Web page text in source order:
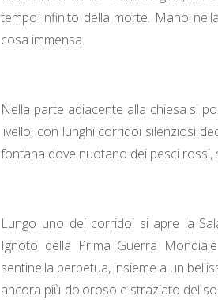
tempo infinito della morte. Mano
cosa immensa.
Nella parte adiacente alla chiesa si
livello, con lunghi corridoi silenziosi
fontana dove nuotano dei pesci rossi,
Lungo uno dei corridoi si apre la
Ignoto della Prima Guerra
sentinella perpetua, insieme a un
ancora più doloroso e straziato del